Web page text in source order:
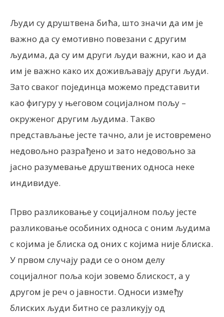
Људи су друштвена бића, што значи да им је
важно да су емотивно повезани с другим
људима, да су им други људи важни, као и да
им је важно како их доживљавају други људи.
Зато сваког појединца можемо представити
као фигуру у његовом социјалном пољу –
окруженог другим људима. Такво
представљање јесте тачно, али је истовремено
недовољно разрађено и зато недовољно за
јасно разумевање друштвених односа неке
индивидуе.
Прво разликовање у социјалном пољу јесте
разликовање особиних односа с оним људима
с којима је блиска од оних с којима није блиска.
У првом случају ради се о оном делу
социјалног поља који зовемо блискост, а у
другом је реч о јавности. Односи између
блиских људи битно се разликују од